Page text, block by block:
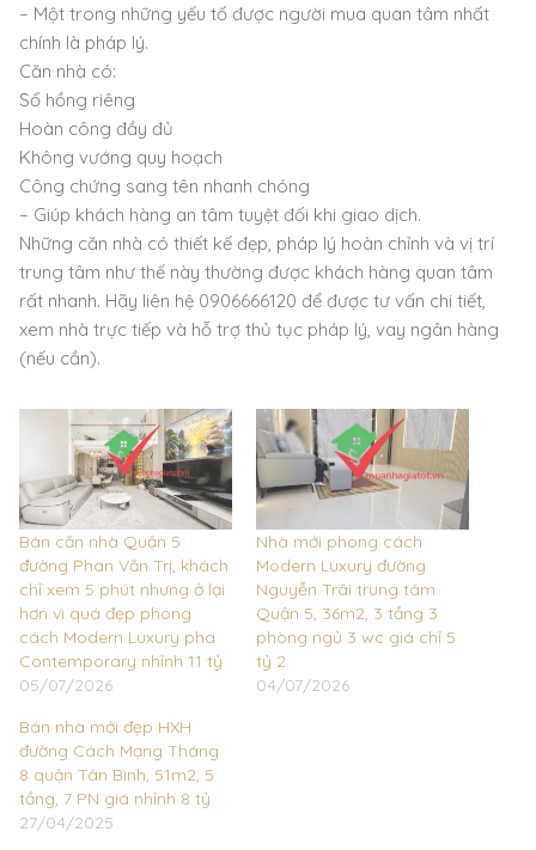
– Một trong những yếu tố được người mua quan tâm nhất
chính là pháp lý.
Căn nhà có:
Sổ hồng riêng
Hoàn công đầy đủ
Không vướng quy hoạch
Công chứng sang tên nhanh chóng
– Giúp khách hàng an tâm tuyệt đối khi giao dịch.
Những căn nhà có thiết kế đẹp, pháp lý hoàn chỉnh và vị trí
trung tâm như thế này thường được khách hàng quan tâm
rất nhanh. Hãy liên hệ 0906666120 để được tư vấn chi tiết,
xem nhà trực tiếp và hỗ trợ thủ tục pháp lý, vay ngân hàng
(nếu cần).
Bán căn nhà Quận 5
đường Phan Văn Trị, khách
chỉ xem 5 phút nhưng ở lại
hơn vì quá đẹp phong
cách Modern Luxury pha
Contemporary nhỉnh 11 tỷ
05/07/2026
Nhà mới phong cách
Modern Luxury đường
Nguyễn Trãi trung tâm
Quận 5, 36m2, 3 tầng 3
phòng ngủ 3 wc giá chỉ 5
tỷ 2
04/07/2026
Bán nhà mới đẹp HXH
đường Cách Mạng Tháng
8 quận Tân Bình, 51m2, 5
tầng, 7 PN giá nhỉnh 8 tỷ
27/04/2025